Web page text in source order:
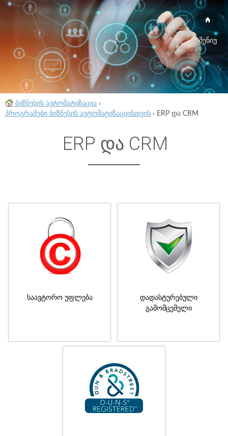
მენიუ
ბიზნესის ავტომატიზაცია ›
პროგრამები ბიზნესის ავტომატიზაციისთვის › ERP და CRM
ERP და CRM
საავტორო უფლება
დადასტურებული
გამომცემელი